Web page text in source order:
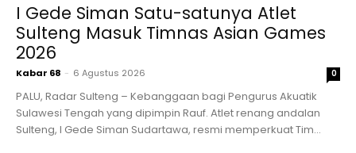
I Gede Siman Satu-satunya Atlet
Sulteng Masuk Timnas Asian Games
2026
Kabar 68 - 6 Agustus 2026 0
PALU, Radar Sulteng – Kebanggaan bagi Pengurus Akuatik
Sulawesi Tengah yang dipimpin Rauf. Atlet renang andalan
Sulteng, I Gede Siman Sudartawa, resmi memperkuat Tim...